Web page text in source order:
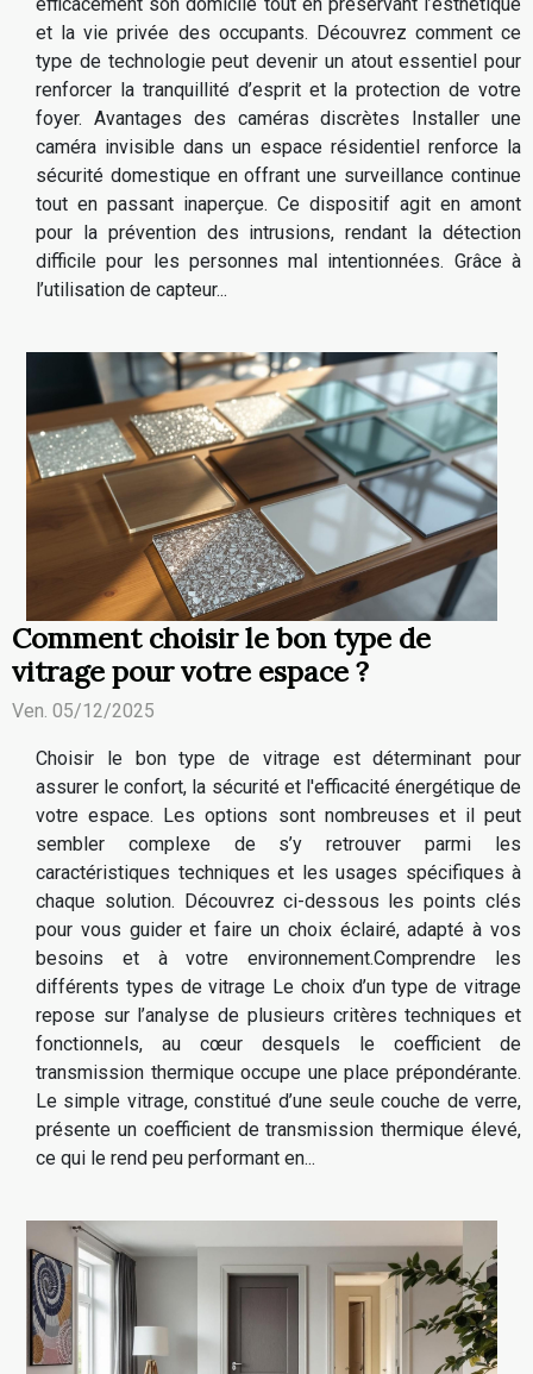
et la vie privée des occupants. Découvrez comment ce
type de technologie peut devenir un atout essentiel pour
renforcer la tranquillité d’esprit et la protection de votre
foyer. Avantages des caméras discrètes Installer une
caméra invisible dans un espace résidentiel renforce la
sécurité domestique en offrant une surveillance continue
tout en passant inaperçue. Ce dispositif agit en amont
pour la prévention des intrusions, rendant la détection
difficile pour les personnes mal intentionnées. Grâce à
l’utilisation de capteur...
Comment choisir le bon type de
vitrage pour votre espace ?
Ven. 05/12/2025
Choisir le bon type de vitrage est déterminant pour
assurer le confort, la sécurité et l'efficacité énergétique de
votre espace. Les options sont nombreuses et il peut
sembler complexe de s’y retrouver parmi les
caractéristiques techniques et les usages spécifiques à
chaque solution. Découvrez ci-dessous les points clés
pour vous guider et faire un choix éclairé, adapté à vos
besoins et à votre environnement.Comprendre les
différents types de vitrage Le choix d’un type de vitrage
repose sur l’analyse de plusieurs critères techniques et
fonctionnels, au cœur desquels le coefficient de
transmission thermique occupe une place prépondérante.
Le simple vitrage, constitué d’une seule couche de verre,
présente un coefficient de transmission thermique élevé,
ce qui le rend peu performant en...